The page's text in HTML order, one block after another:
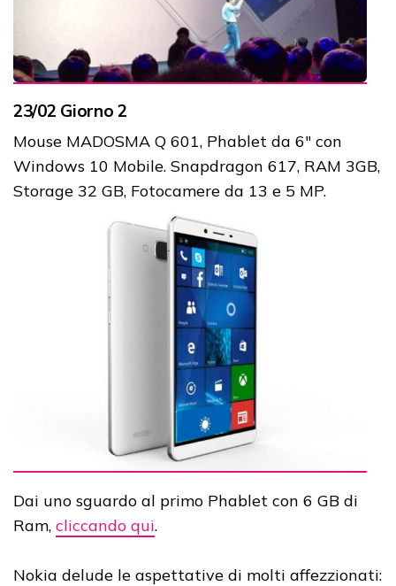
23/02 Giorno 2
Mouse MADOSMA Q 601, Phablet da 6" con
Windows 10 Mobile. Snapdragon 617, RAM 3GB,
Storage 32 GB, Fotocamere da 13 e 5 MP.
Dai uno sguardo al primo Phablet con 6 GB di
Ram, cliccando qui.
Nokia delude le aspettative di molti affezzionati: